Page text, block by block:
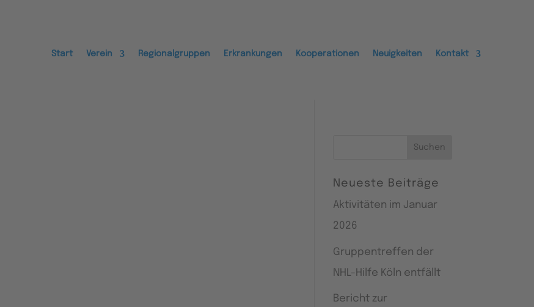
Start Verein Regionalgruppen Erkrankungen Kooperationen Neuigkeiten Kontakt
Neueste Beiträge
Aktivitäten im Januar
2026
Gruppentreffen der
NHL-Hilfe Köln entfällt
Bericht zur